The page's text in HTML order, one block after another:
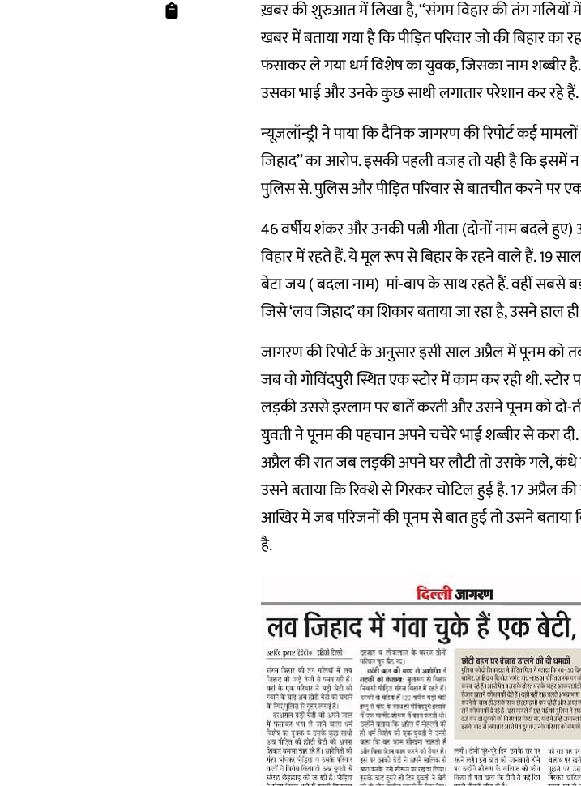
ख़बर की शुरुआत में लिखा है, “संगम विहार की तंग गलियों
खबर में बताया गया है कि पीड़ित परिवार जो की बिहार
फंसाकर ले गया धर्म विशेष का युवक, जिसका नाम शब्बीर है.
उसका भाई और उनके कुछ साथी लगातार परेशान कर रहे हैं.
न्यूज़लॉन्ड्री ने पाया कि दैनिक जागरण की रिपोर्ट कई
जिहाद” का आरोप. इसकी पहली वजह तो यही है कि इसमें
पुलिस से. पुलिस और पीड़ित परिवार से बातचीत करने पर
46 वर्षीय शंकर और उनकी पत्नी गीता (दोनों नाम बदले
विहार में रहते हैं. ये मूल रूप से बिहार के रहने वाले हैं. 19
बेटा जय ( बदला नाम) मां-बाप के साथ रहते हैं. वहीं सबसे
जिसे ‘लव जिहाद’ का शिकार बताया जा रहा है, उसने हाल
जागरण की रिपोर्ट के अनुसार इसी साल अप्रैल में पूनम को
जब वो गोविंदपुरी स्थित एक स्टोर में काम कर रही थी.
लड़की उससे इस्लाम पर बातें करती और उसने पूनम को दो-
युवती ने पूनम की पहचान अपने चचेरे भाई शब्बीर से करा
अप्रैल की रात जब लड़की अपने घर लौटी तो उसके गले,
उसने बताया कि रिक्शे से गिरकर चोटिल हुई है. 17 अप्रैल
आखिर में जब परिजनों की पूनम से बात हुई तो उसने
है.